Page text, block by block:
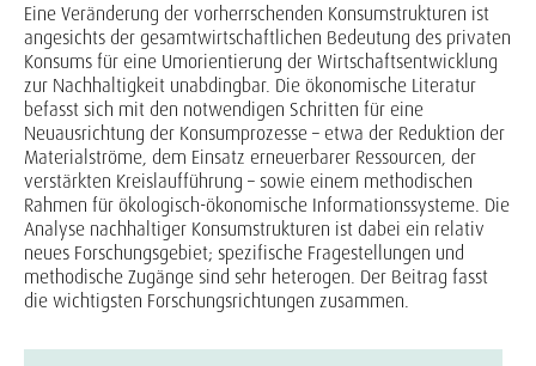
Eine Veränderung der vorherrschenden Konsumstrukturen ist
angesichts der gesamtwirtschaftlichen Bedeutung des privaten
Konsums für eine Umorientierung der Wirtschaftsentwicklung
zur Nachhaltigkeit unabdingbar. Die ökonomische Literatur
befasst sich mit den notwendigen Schritten für eine
Neuausrichtung der Konsumprozesse – etwa der Reduktion der
Materialströme, dem Einsatz erneuerbarer Ressourcen, der
verstärkten Kreislaufführung – sowie einem methodischen
Rahmen für ökologisch-ökonomische Informationssysteme. Die
Analyse nachhaltiger Konsumstrukturen ist dabei ein relativ
neues Forschungsgebiet; spezifische Fragestellungen und
methodische Zugänge sind sehr heterogen. Der Beitrag fasst
die wichtigsten Forschungsrichtungen zusammen.